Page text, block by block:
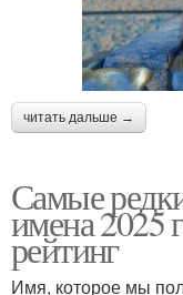
читать дальше →
Самые
имена 2025
рейтинг
Имя, которое мы